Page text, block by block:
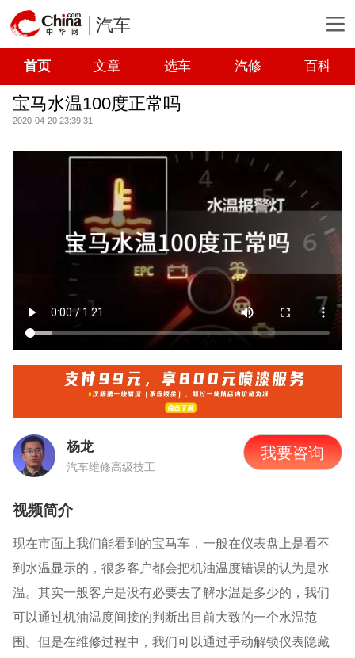
汽车
首页 文章 选车 汽修 百科
宝马水温100度正常吗
2020-04-20 23:39:31
杨龙
汽车维修高级技工
我要咨询
视频简介
现在市面上我们能看到的宝马车，一般在仪表盘上是看不
到水温显示的，很多客户都会把机油温度错误的认为是水
温。其实一般客户是没有必要去了解水温是多少的，我们
可以通过机油温度间接的判断出目前大致的一个水温范
围。但是在维修过程中，我们可以通过手动解锁仪表隐藏